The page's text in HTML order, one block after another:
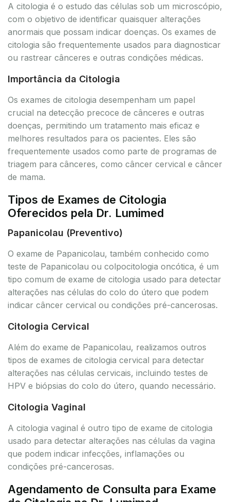
A citologia é o estudo das células sob um microscópio,
com o objetivo de identificar quaisquer alterações
anormais que possam indicar doenças. Os exames de
citologia são frequentemente usados para diagnosticar
ou rastrear cânceres e outras condições médicas.
Importância da Citologia
Os exames de citologia desempenham um papel
crucial na detecção precoce de cânceres e outras
doenças, permitindo um tratamento mais eficaz e
melhores resultados para os pacientes. Eles são
frequentemente usados como parte de programas de
triagem para cânceres, como câncer cervical e câncer
de mama.
Tipos de Exames de Citologia
Oferecidos pela Dr. Lumimed
Papanicolau (Preventivo)
O exame de Papanicolau, também conhecido como
teste de Papanicolau ou colpocitologia oncótica, é um
tipo comum de exame de citologia usado para detectar
alterações nas células do colo do útero que podem
indicar câncer cervical ou condições pré-cancerosas.
Citologia Cervical
Além do exame de Papanicolau, realizamos outros
tipos de exames de citologia cervical para detectar
alterações nas células cervicais, incluindo testes de
HPV e biópsias do colo do útero, quando necessário.
Citologia Vaginal
A citologia vaginal é outro tipo de exame de citologia
usado para detectar alterações nas células da vagina
que podem indicar infecções, inflamações ou
condições pré-cancerosas.
Agendamento de Consulta para Exame